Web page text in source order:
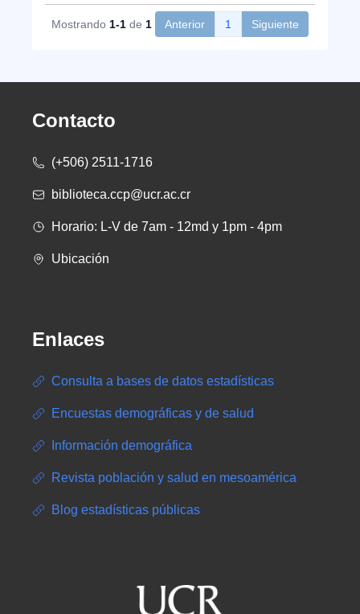
Mostrando 1-1 de 1 Anterior 1 Siguiente
Contacto
(+506) 2511-1716
biblioteca.ccp@ucr.ac.cr
Horario: L-V de 7am - 12md y 1pm - 4pm
Ubicación
Enlaces
Consulta a bases de datos estadísticas
Encuestas demográficas y de salud
Información demográfica
Revista población y salud en mesoamérica
Blog estadísticas públicas